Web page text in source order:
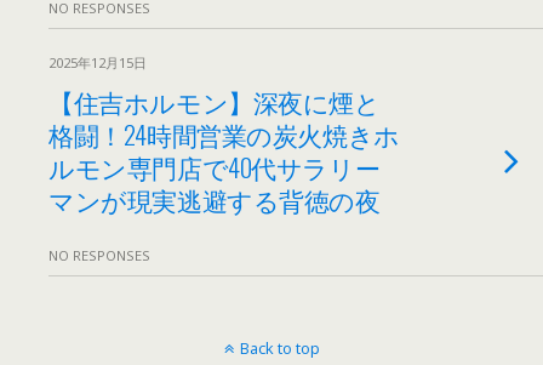
NO RESPONSES
2025年12月15日
【住吉ホルモン】深夜に煙と
格闘！24時間営業の炭火焼きホ
ルモン専門店で40代サラリー
マンが現実逃避する背徳の夜
NO RESPONSES
Back to top